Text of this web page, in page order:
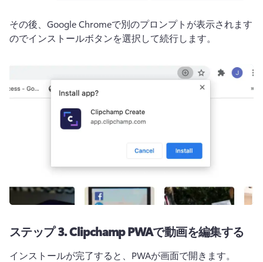
その後、Google Chromeで別のプロンプトが表示されます
のでインストールボタンを選択して続行します。
ステップ 3. Clipchamp PWAで動画を編集する
インストールが完了すると、PWAが画面で開きます。